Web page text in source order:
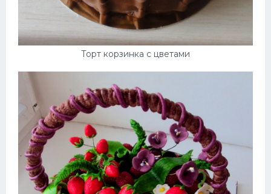
Торт корзинка с цветами